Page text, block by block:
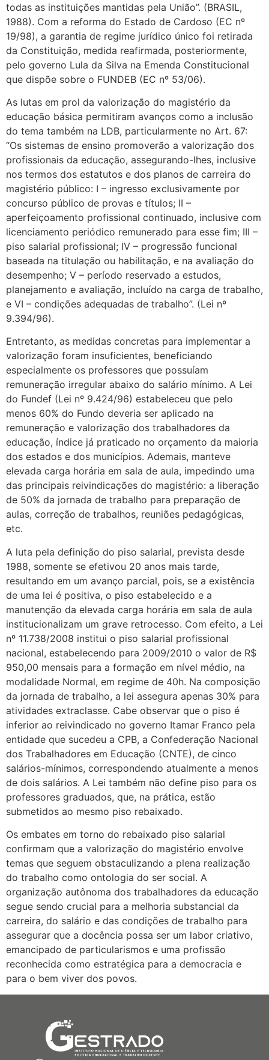
todas as instituições mantidas pela União”. (BRASIL,
1988). Com a reforma do Estado de Cardoso (EC nº
19/98), a garantia de regime jurídico único foi retirada
da Constituição, medida reafirmada, posteriormente,
pelo governo Lula da Silva na Emenda Constitucional
que dispõe sobre o FUNDEB (EC nº 53/06).
As lutas em prol da valorização do magistério da
educação básica permitiram avanços como a inclusão
do tema também na LDB, particularmente no Art. 67:
“Os sistemas de ensino promoverão a valorização dos
profissionais da educação, assegurando-lhes, inclusive
nos termos dos estatutos e dos planos de carreira do
magistério público: I – ingresso exclusivamente por
concurso público de provas e títulos; II –
aperfeiçoamento profissional continuado, inclusive com
licenciamento periódico remunerado para esse fim; III –
piso salarial profissional; IV – progressão funcional
baseada na titulação ou habilitação, e na avaliação do
desempenho; V – período reservado a estudos,
planejamento e avaliação, incluído na carga de trabalho,
e VI – condições adequadas de trabalho”. (Lei nº
9.394/96).
Entretanto, as medidas concretas para implementar a
valorização foram insuficientes, beneficiando
especialmente os professores que possuíam
remuneração irregular abaixo do salário mínimo. A Lei
do Fundef (Lei nº 9.424/96) estabeleceu que pelo
menos 60% do Fundo deveria ser aplicado na
remuneração e valorização dos trabalhadores da
educação, índice já praticado no orçamento da maioria
dos estados e dos municípios. Ademais, manteve
elevada carga horária em sala de aula, impedindo uma
das principais reivindicações do magistério: a liberação
de 50% da jornada de trabalho para preparação de
aulas, correção de trabalhos, reuniões pedagógicas,
etc.
A luta pela definição do piso salarial, prevista desde
1988, somente se efetivou 20 anos mais tarde,
resultando em um avanço parcial, pois, se a existência
de uma lei é positiva, o piso estabelecido e a
manutenção da elevada carga horária em sala de aula
institucionalizam um grave retrocesso. Com efeito, a Lei
nº 11.738/2008 institui o piso salarial profissional
nacional, estabelecendo para 2009/2010 o valor de R$
950,00 mensais para a formação em nível médio, na
modalidade Normal, em regime de 40h. Na composição
da jornada de trabalho, a lei assegura apenas 30% para
atividades extraclasse. Cabe observar que o piso é
inferior ao reivindicado no governo Itamar Franco pela
entidade que sucedeu a CPB, a Confederação Nacional
dos Trabalhadores em Educação (CNTE), de cinco
salários-mínimos, correspondendo atualmente a menos
de dois salários. A Lei também não define piso para os
professores graduados, que, na prática, estão
submetidos ao mesmo piso rebaixado.
Os embates em torno do rebaixado piso salarial
confirmam que a valorização do magistério envolve
temas que seguem obstaculizando a plena realização
do trabalho como ontologia do ser social. A
organização autônoma dos trabalhadores da educação
segue sendo crucial para a melhoria substancial da
carreira, do salário e das condições de trabalho para
assegurar que a docência possa ser um labor criativo,
emancipado de particularismos e uma profissão
reconhecida como estratégica para a democracia e
para o bem viver dos povos.